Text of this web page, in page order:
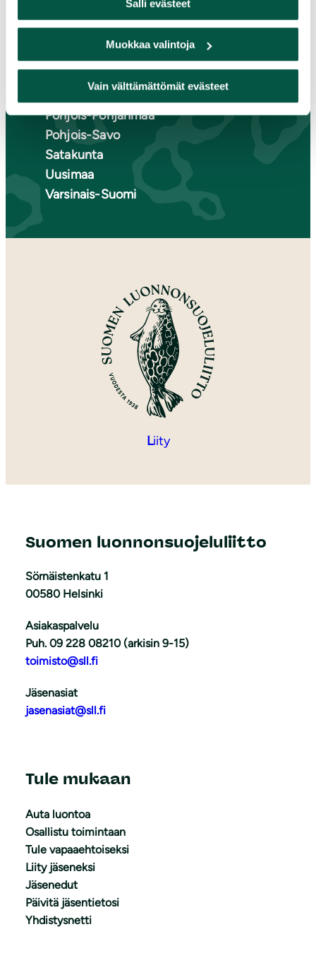
Salli evästeet
Muokkaa valintoja
Vain välttämättömät evästeet
Kymenlaakso
Pohjois-Karjala
Pohjois-Pohjanmaa
Pohjois-Savo
Satakunta
Uusimaa
Varsinais-Suomi
Liity
Suomen luonnonsuojeluliitto
Sörnäistenkatu 1
00580 Helsinki
Asiakaspalvelu
Puh. 09 228 08210 (arkisin 9-15)
toimisto@sll.fi
Jäsenasiat
jasenasiat@sll.fi
Tule mukaan
Auta luontoa
Osallistu toimintaan
Tule vapaaehtoiseksi
Liity jäseneksi
Jäsenedut
Päivitä jäsentietosi
Yhdistysnetti